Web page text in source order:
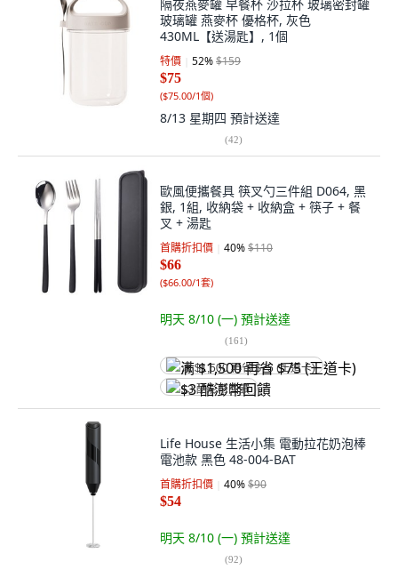
隔夜燕麥罐 早餐杯 沙拉杯 玻璃密封罐
玻璃罐 燕麥杯 優格杯, 灰色
430ML【送湯匙】, 1個
特價 52%$159
$75
($75.00/1個)
8/13 星期四 預計送達
(42)
歐風便攜餐具 筷叉勺三件組 D064, 黑
銀, 1組, 收納袋 + 收納盒 + 筷子 + 餐
叉 + 湯匙
首購折扣價 40%$110
$66
($66.00/1套)
明天 8/10 (一) 預計送達
(161)
满 $1,500 再省 $75 (王道卡)
$3 酷澎幣回饋
Life House 生活小集 電動拉花奶泡棒
電池款 黑色 48-004-BAT
首購折扣價 40%$90
$54
明天 8/10 (一) 預計送達
(92)